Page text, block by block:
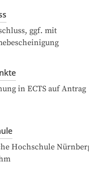
ggf. mit
in ECTS auf Antrag
Hochschule